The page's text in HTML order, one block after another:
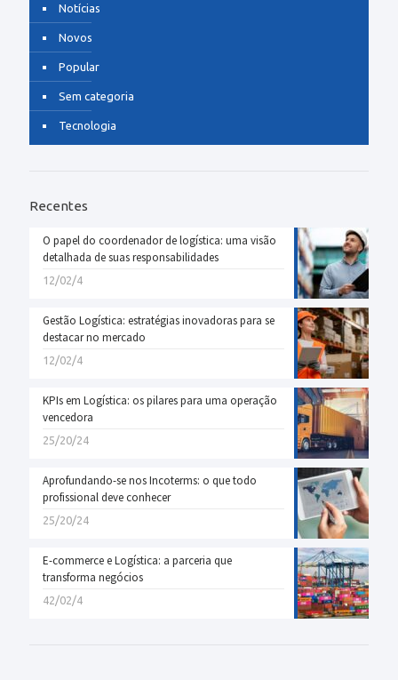
Notícias
Novos
Popular
Sem categoria
Tecnologia
Recentes
O papel do coordenador de logística: uma visão
detalhada de suas responsabilidades
12/02/4
Gestão Logística: estratégias inovadoras para se
destacar no mercado
12/02/4
KPIs em Logística: os pilares para uma operação
vencedora
25/20/24
Aprofundando-se nos Incoterms: o que todo
profissional deve conhecer
25/20/24
E-commerce e Logística: a parceria que
transforma negócios
42/02/4